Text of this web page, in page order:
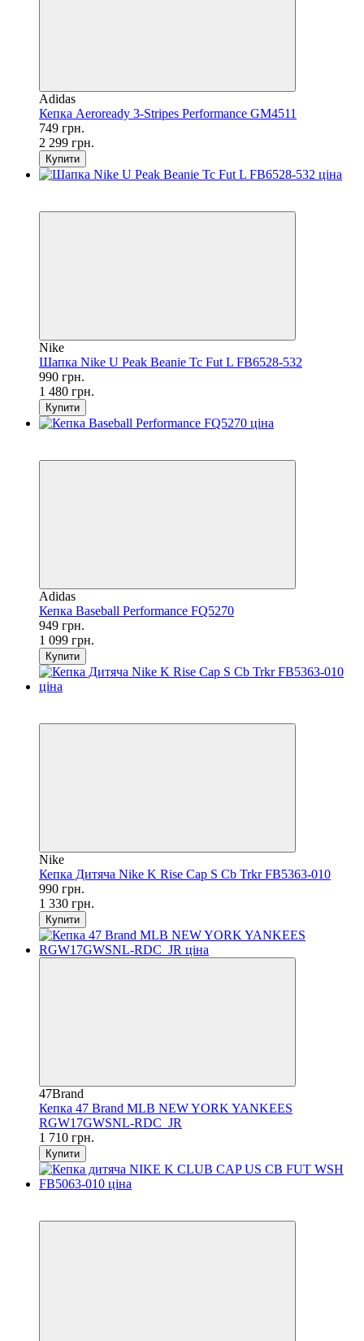
Adidas
Кепка Aeroready 3-Stripes Performance GM4511
749 грн.
2 299 грн.
Купити
Nike
Шапка Nike U Peak Beanie Tc Fut L FB6528-532
990 грн.
1 480 грн.
Купити
Adidas
Кепка Baseball Performance FQ5270
949 грн.
1 099 грн.
Купити
Nike
Кепка Дитяча Nike K Rise Cap S Cb Trkr FB5363-010
990 грн.
1 330 грн.
Купити
47Brand
Кепка 47 Brand MLB NEW YORK YANKEES
RGW17GWSNL-RDC_JR
1 710 грн.
Купити